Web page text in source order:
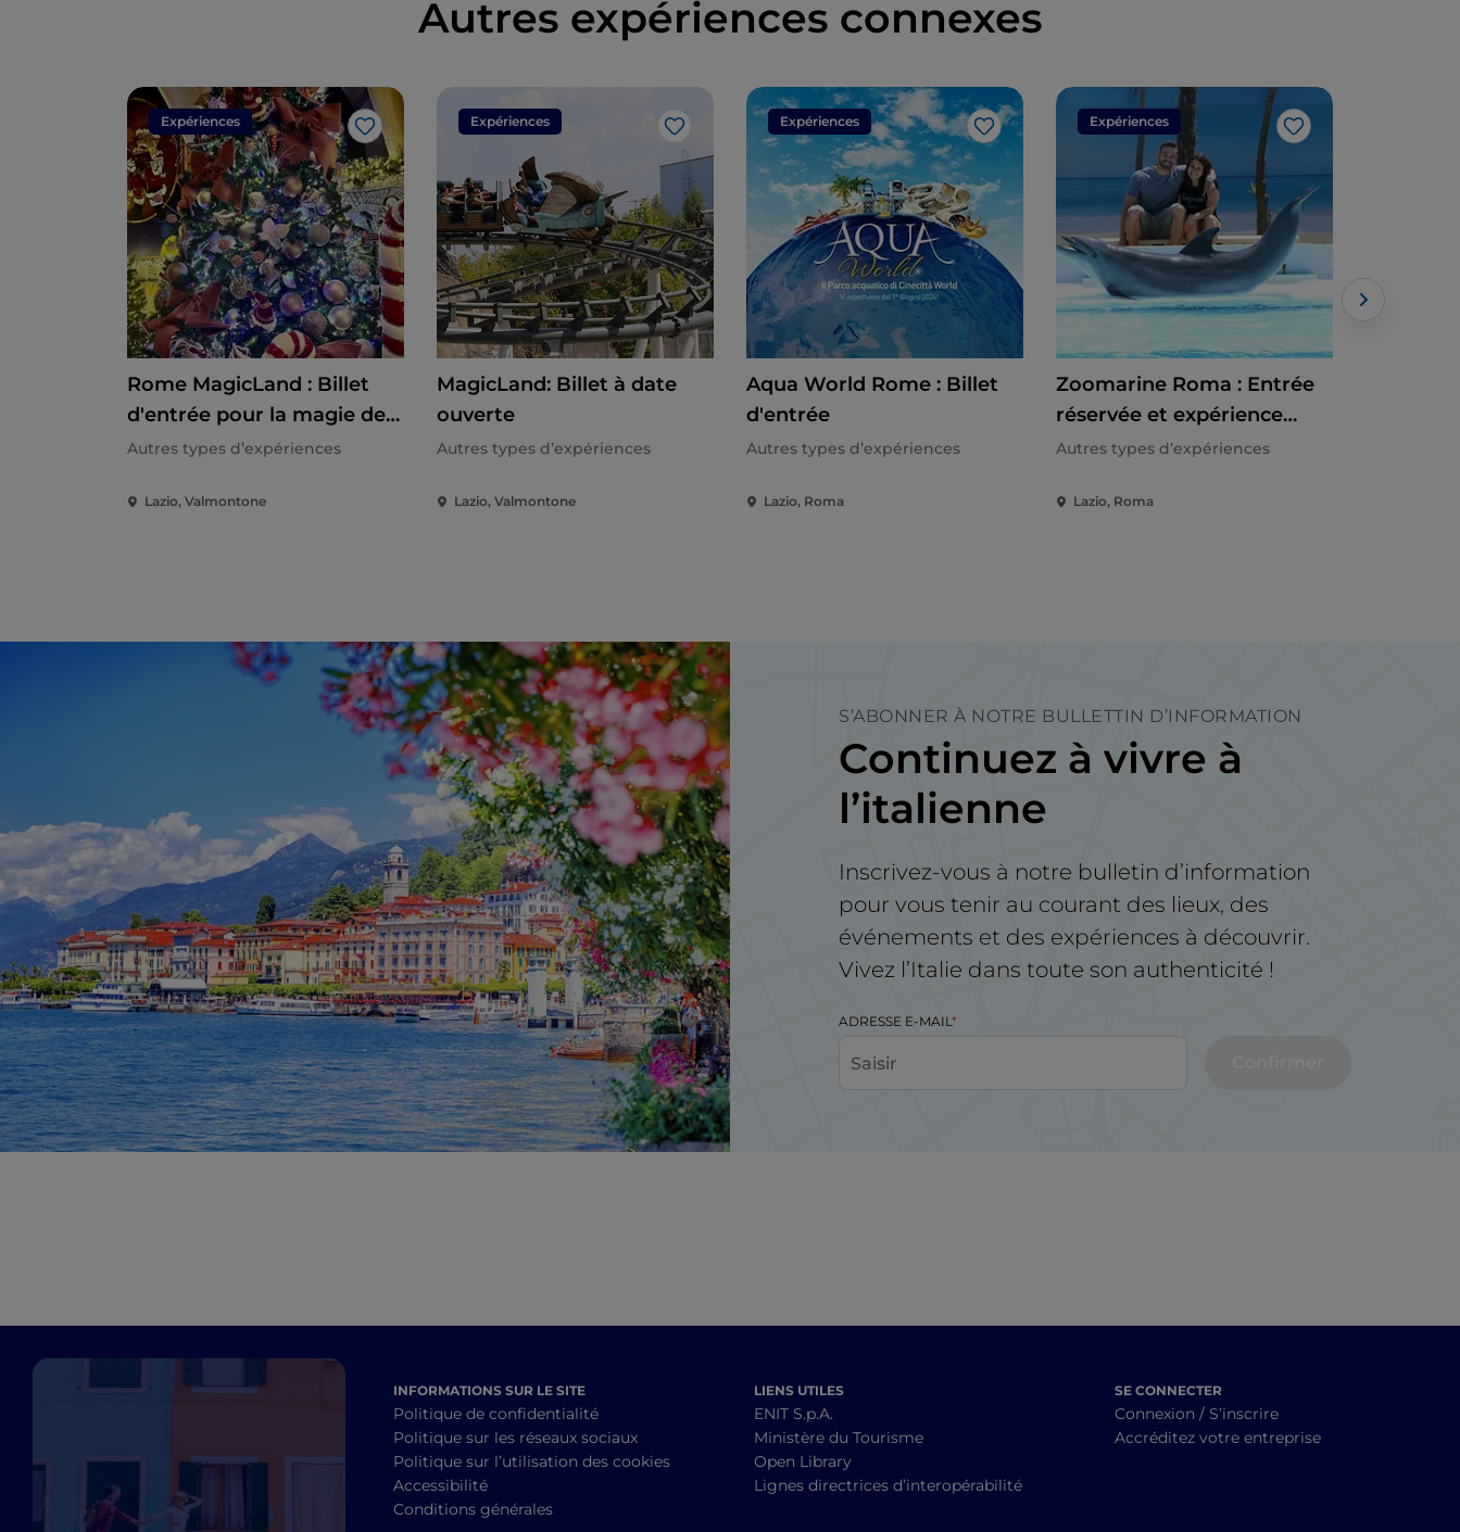
Autres expériences connexes
Expériences
J’aime
Rome MagicLand : Billet
d'entrée pour la magie de
Noël
Autres types d’expériences
Lazio, Valmontone
Expériences
J’aime
MagicLand: Billet à date
ouverte
Autres types d’expériences
Lazio, Valmontone
Expériences
J’aime
Aqua World Rome : Billet
d'entrée
Autres types d’expériences
Lazio, Roma
Expériences
J’aime
Zoomarine Roma : Entrée
réservée et expérience
avec les dauphins
Autres types d’expériences
Lazio, Roma
S’ABONNER À NOTRE BULLETTIN D’INFORMATION
Continuez à vivre à
l’italienne
Inscrivez-vous à notre bulletin d’information
pour vous tenir au courant des lieux, des
événements et des expériences à découvrir.
Vivez l’Italie dans toute son authenticité !
ADRESSE E-MAIL
INFORMATIONS SUR LE SITE
Politique de confidentialité
Politique sur les réseaux sociaux
Politique sur l’utilisation des cookies
Accessibilité
Conditions générales
LIENS UTILES
ENIT S.p.A.
Ministère du Tourisme
Open Library
Lignes directrices d’interopérabilité
SE CONNECTER
Connexion / S’inscrire
Accréditez votre entreprise